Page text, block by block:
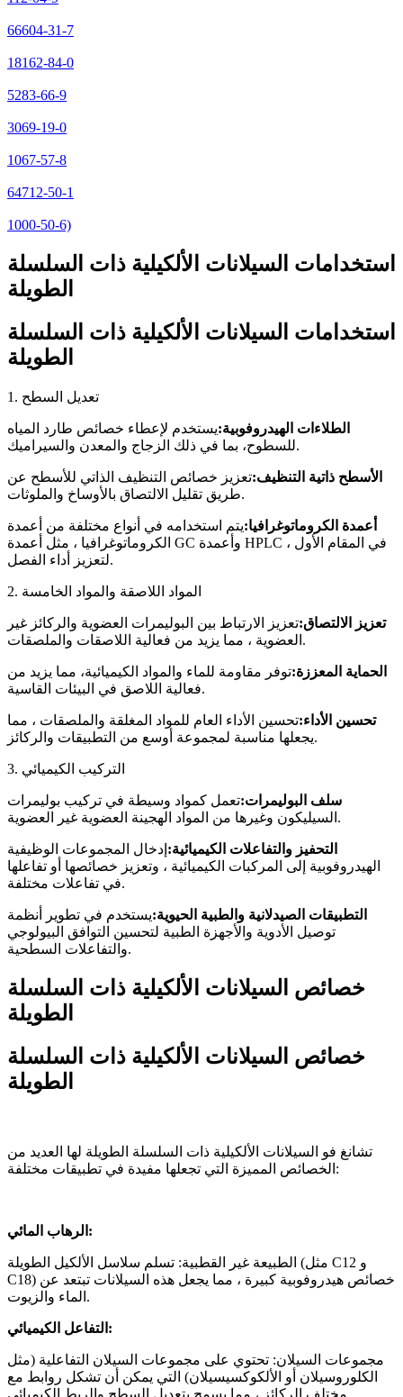
66604-31-7
18162-84-0
5283-66-9
3069-19-0
1067-57-8
64712-50-1
1000-50-6)
استخدامات السيلانات الألكيلية ذات السلسلة
الطويلة
استخدامات السيلانات الألكيلية ذات السلسلة
الطويلة
1. تعديل السطح
الطلاءات الهيدروفوبية:يستخدم لإعطاء خصائص طارد المياه
للسطوح، بما في ذلك الزجاج والمعدن والسيراميك.
الأسطح ذاتية التنظيف:تعزيز خصائص التنظيف الذاتي للأسطح عن
طريق تقليل الالتصاق بالأوساخ والملوثات.
أعمدة الكروماتوغرافيا:يتم استخدامه في أنواع مختلفة من أعمدة
الكروماتوغرافيا ، مثل أعمدة GC وأعمدة HPLC ، في المقام الأول
لتعزيز أداء الفصل.
2. المواد اللاصقة والمواد الخامسة
تعزيز الالتصاق:تعزيز الارتباط بين البوليمرات العضوية والركائز غير
العضوية ، مما يزيد من فعالية اللاصقات والملصقات.
الحماية المعززة:توفر مقاومة للماء والمواد الكيميائية، مما يزيد من
فعالية اللاصق في البيئات القاسية.
تحسين الأداء:تحسين الأداء العام للمواد المغلقة والملصقات ، مما
يجعلها مناسبة لمجموعة أوسع من التطبيقات والركائز.
3. التركيب الكيميائي
سلف البوليمرات:تعمل كمواد وسيطة في تركيب بوليمرات
السيليكون وغيرها من المواد الهجينة العضوية غير العضوية.
التحفيز والتفاعلات الكيميائية: إدخال المجموعات الوظيفية
الهيدروفوبية إلى المركبات الكيميائية ، وتعزيز خصائصها أو تفاعلها
في تفاعلات مختلفة.
التطبيقات الصيدلانية والطبية الحيوية:يستخدم في تطوير أنظمة
توصيل الأدوية والأجهزة الطبية لتحسين التوافق البيولوجي
والتفاعلات السطحية.
خصائص السيلانات الألكيلية ذات السلسلة
الطويلة
خصائص السيلانات الألكيلية ذات السلسلة
الطويلة
تشانغ فو السيلانات الألكيلية ذات السلسلة الطويلة لها العديد من
الخصائص المميزة التي تجعلها مفيدة في تطبيقات مختلفة:
الرهاب المائي:
الطبيعة غير القطبية: تسلم سلاسل الألكيل الطويلة (مثل C12 و
C18) خصائص هيدروفوبية كبيرة ، مما يجعل هذه السيلانات تبتعد عن
الماء والزيوت.
التفاعل الكيميائي:
مجموعات السيلان: تحتوي على مجموعات السيلان التفاعلية (مثل
الكلوروسيلان أو الألكوكسيسيلان) التي يمكن أن تشكل روابط مع
مختلف الركائز ، مما يسمح بتعديل السطح والربط الكيميائي.